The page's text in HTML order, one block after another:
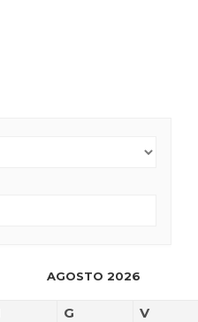
AGOSTO 2026
G V